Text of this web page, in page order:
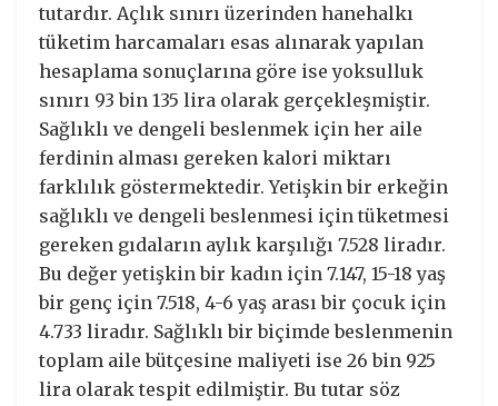
tutardır. Açlık sınırı üzerinden hanehalkı
tüketim harcamaları esas alınarak yapılan
hesaplama sonuçlarına göre ise yoksulluk
sınırı 93 bin 135 lira olarak gerçekleşmiştir.
Sağlıklı ve dengeli beslenmek için her aile
ferdinin alması gereken kalori miktarı
farklılık göstermektedir. Yetişkin bir erkeğin
sağlıklı ve dengeli beslenmesi için tüketmesi
gereken gıdaların aylık karşılığı 7.528 liradır.
Bu değer yetişkin bir kadın için 7.147, 15-18 yaş
bir genç için 7.518, 4-6 yaş arası bir çocuk için
4.733 liradır. Sağlıklı bir biçimde beslenmenin
toplam aile bütçesine maliyeti ise 26 bin 925
lira olarak tespit edilmiştir. Bu tutar söz